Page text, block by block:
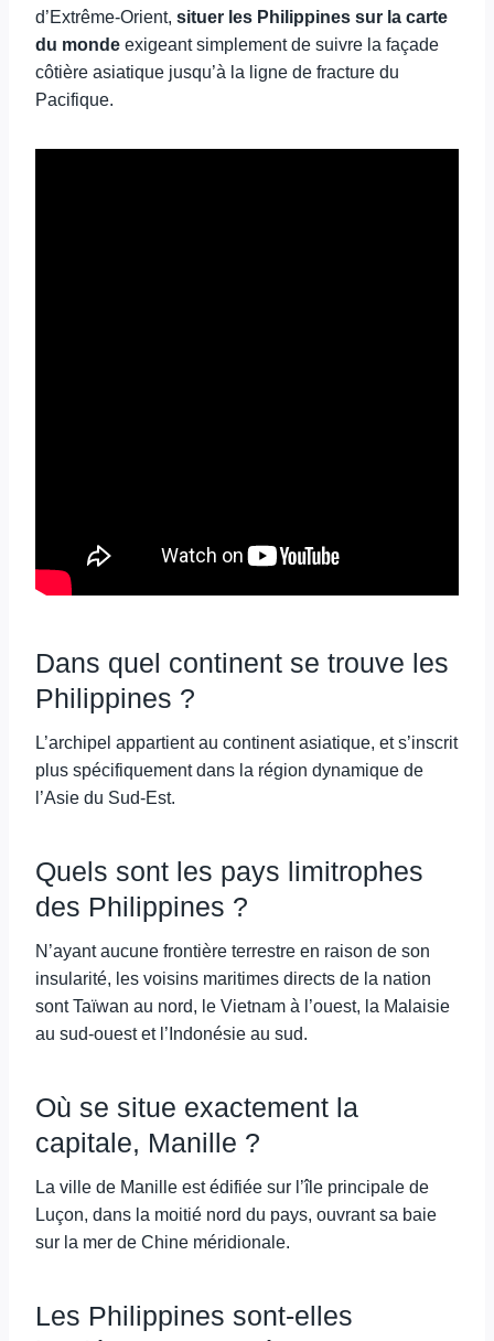
d’Extrême-Orient, situer les Philippines sur la carte
du monde exigeant simplement de suivre la façade
côtière asiatique jusqu’à la ligne de fracture du
Pacifique.
Dans quel continent se trouve les
Philippines ?
L’archipel appartient au continent asiatique, et s’inscrit
plus spécifiquement dans la région dynamique de
l’Asie du Sud-Est.
Quels sont les pays limitrophes
des Philippines ?
N’ayant aucune frontière terrestre en raison de son
insularité, les voisins maritimes directs de la nation
sont Taïwan au nord, le Vietnam à l’ouest, la Malaisie
au sud-ouest et l’Indonésie au sud.
Où se situe exactement la
capitale, Manille ?
La ville de Manille est édifiée sur l’île principale de
Luçon, dans la moitié nord du pays, ouvrant sa baie
sur la mer de Chine méridionale.
Les Philippines sont-elles